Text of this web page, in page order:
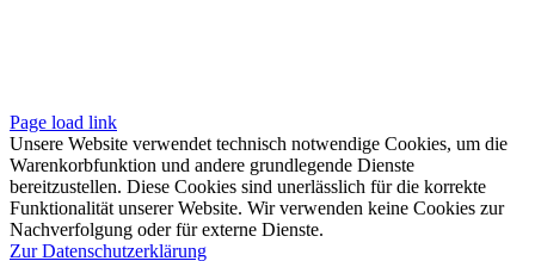
Page load link
Unsere Website verwendet technisch notwendige Cookies, um die
Warenkorbfunktion und andere grundlegende Dienste
bereitzustellen. Diese Cookies sind unerlässlich für die korrekte
Funktionalität unserer Website. Wir verwenden keine Cookies zur
Nachverfolgung oder für externe Dienste.
Zur Datenschutzerklärung